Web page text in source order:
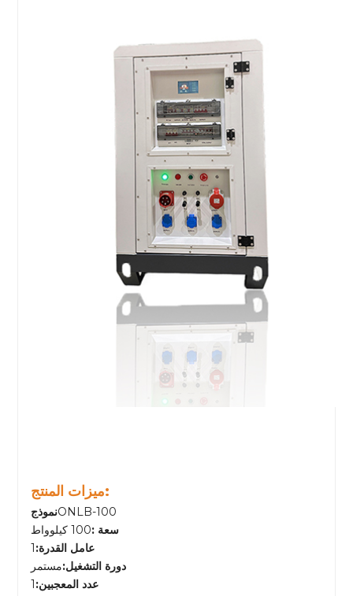
ميزات المنتج:
نموذجONLB-100
سعة :100 كيلوواط
عامل القدرة: 1
دورة التشغيل:مستمر
عدد المعجبين: 1